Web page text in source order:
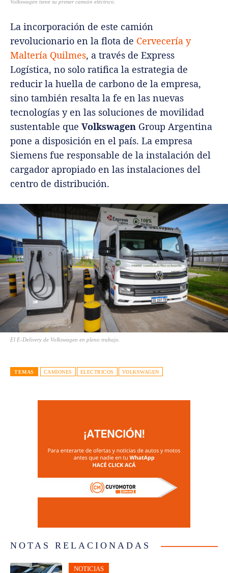
Volkswagen tiene su primer camión eléctrico.
La incorporación de este camión
revolucionario en la flota de Cervecería y
Maltería Quilmes, a través de Express
Logística, no solo ratifica la estrategia de
reducir la huella de carbono de la empresa,
sino también resalta la fe en las nuevas
tecnologías y en las soluciones de movilidad
sustentable que Volkswagen Group Argentina
pone a disposición en el país. La empresa
Siemens fue responsable de la instalación del
cargador apropiado en las instalaciones del
centro de distribución.
El E-Delivery de Volkswagen en pleno trabajo.
TEMAS CAMIONES ELECTRICOS VOLKSWAGEN
NOTAS RELACIONADAS
NOTICIAS